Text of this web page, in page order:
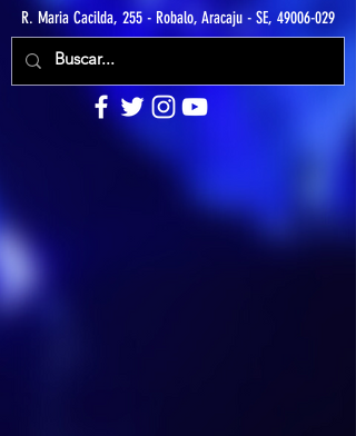
R. Maria Cacilda, 255 - Robalo, Aracaju - SE, 49006-029